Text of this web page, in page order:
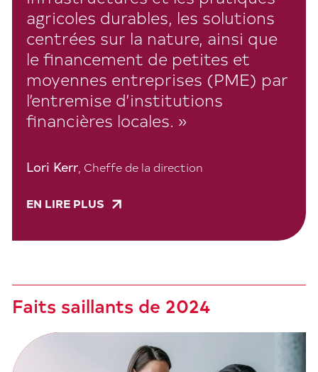
agricoles durables, les solutions
centrées sur la nature, ainsi que
le financement de petites et
moyennes entreprises (PME) par
l’entremise d’institutions
financières locales. »
Lori Kerr, Cheffe de la direction
EN LIRE PLUS
Faits saillants de 2024